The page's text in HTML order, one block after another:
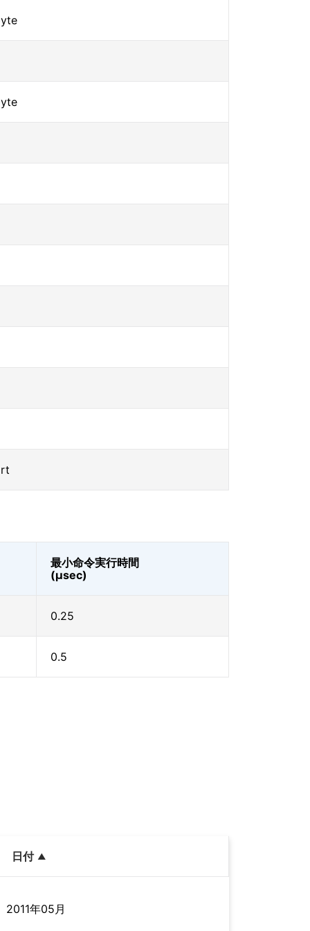
最小命令実行時間
(μsec)
0.25
0.5
日付
2011年05月